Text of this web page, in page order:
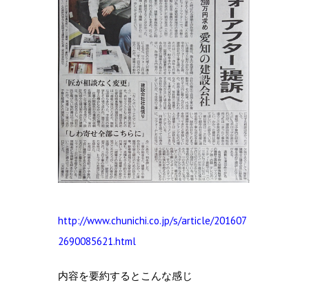
http://www.chunichi.co.jp/s/article/201607
2690085621.html
内容を要約するとこんな感じ